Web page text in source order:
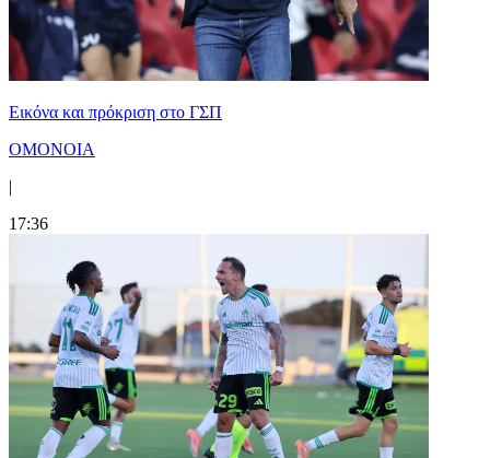
Εικόνα και πρόκριση στο ΓΣΠ
ΟΜΟΝΟΙΑ
|
17:36